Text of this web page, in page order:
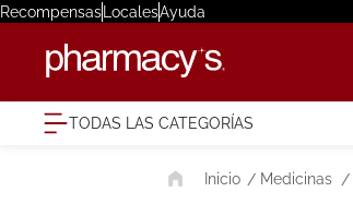
RecompensasLocalesAyuda
TODAS LAS CATEGORÍAS
Medicinas